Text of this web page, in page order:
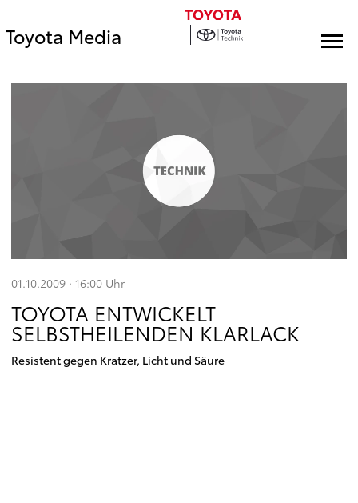
Toyota Media
01.10.2009 · 16:00 Uhr
TOYOTA ENTWICKELT
SELBSTHEILENDEN KLARLACK
Resistent gegen Kratzer, Licht und Säure